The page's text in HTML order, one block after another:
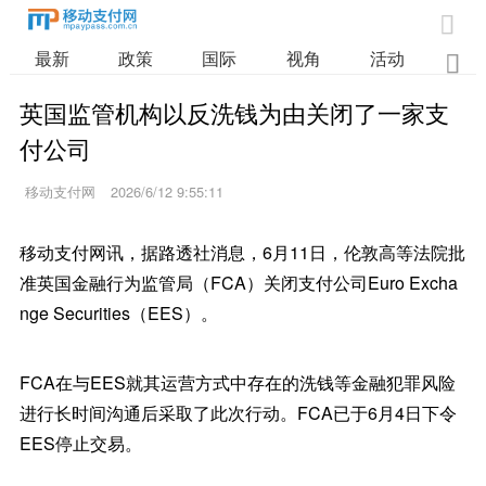

最新 政策 国际 视角 活动 业

英国监管机构以反洗钱为由关闭了一家支
付公司
移动支付网 2026/6/12 9:55:11
移动支付网讯，据路透社消息，6月11日，伦敦高等法院批
准英国金融行为监管局（FCA）关闭支付公司Euro Excha
nge Securities（EES）。
FCA在与EES就其运营方式中存在的洗钱等金融犯罪风险
进行长时间沟通后采取了此次行动。FCA已于6月4日下令
EES停止交易。